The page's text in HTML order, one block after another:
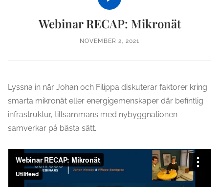
Webinar RECAP: Mikronät
NOVEMBER 2, 2021
Lyssna in när Johan och Filippa diskuterar faktorer kring
smarta mikronät eller energigemenskaper där befintlig
infrastruktur, tillsammans med nybyggnationen
samverkar på bästa sätt.